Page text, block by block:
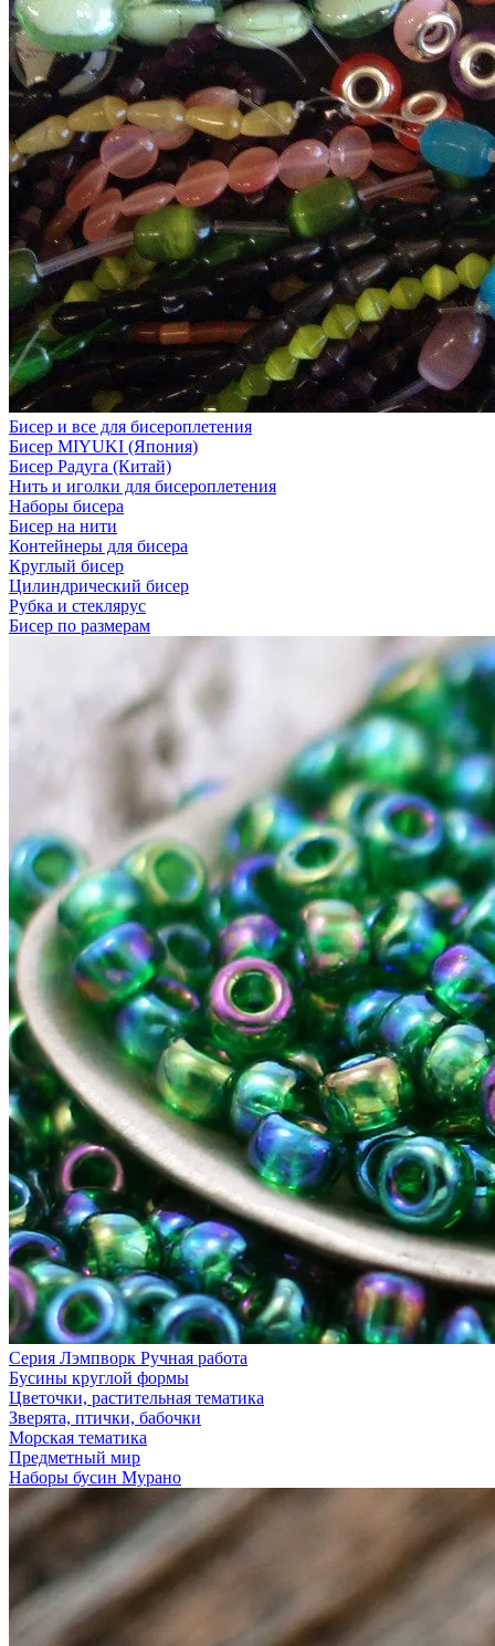
Бисер и все для бисероплетения
Бисер MIYUKI (Япония)
Бисер Радуга (Китай)
Нить и иголки для бисероплетения
Наборы бисера
Бисер на нити
Контейнеры для бисера
Круглый бисер
Цилиндрический бисер
Рубка и стеклярус
Бисер по размерам
Серия Лэмпворк Ручная работа
Бусины круглой формы
Цветочки, растительная тематика
Зверята, птички, бабочки
Морская тематика
Предметный мир
Наборы бусин Мурано